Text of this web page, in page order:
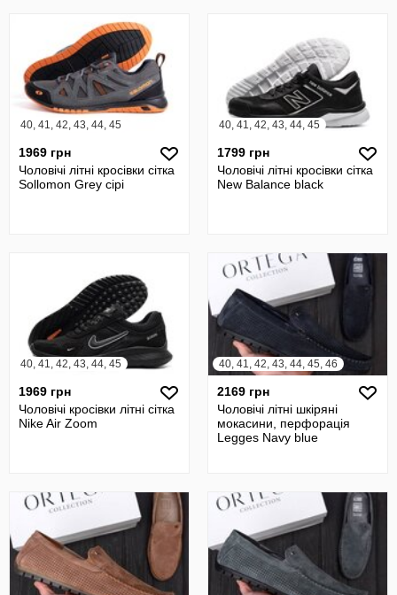
40, 41, 42, 43, 44, 45
1969 грн
Чоловічі літні кросівки сітка
Sollomon Grey сірі
40, 41, 42, 43, 44, 45
1799 грн
Чоловічі літні кросівки сітка
New Balance black
40, 41, 42, 43, 44, 45
1969 грн
Чоловічі кросівки літні сітка
Nike Air Zoom
40, 41, 42, 43, 44, 45, 46
2169 грн
Чоловічі літні шкіряні
мокасини, перфорація
Legges Navy blue